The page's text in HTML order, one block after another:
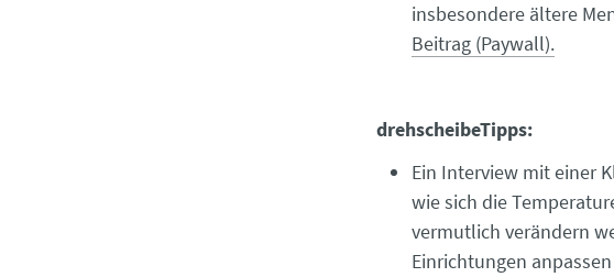
insbesondere ältere
Beitrag (Paywall).
drehscheibeTipps:
Ein Interview mit einer
wie sich die
vermutlich verändern
Einrichtungen